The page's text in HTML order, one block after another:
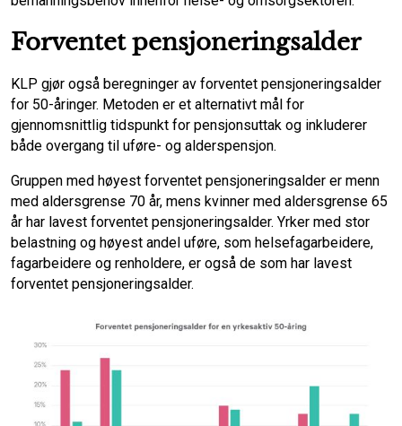
Forventet pensjoneringsalder
KLP gjør også beregninger av forventet pensjoneringsalder
for 50-åringer. Metoden er et alternativt mål for
gjennomsnittlig tidspunkt for pensjonsuttak og inkluderer
både overgang til uføre- og alderspensjon.
Gruppen med høyest forventet pensjoneringsalder er menn
med aldersgrense 70 år, mens kvinner med aldersgrense 65
år har lavest forventet pensjoneringsalder. Yrker med stor
belastning og høyest andel uføre, som helsefagarbeidere,
fagarbeidere og renholdere, er også de som har lavest
forventet pensjoneringsalder.